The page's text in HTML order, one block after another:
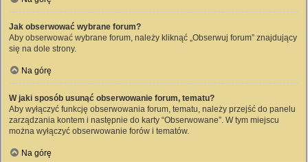
Jak obserwować wybrane forum?
Aby obserwować wybrane forum, należy kliknąć „Obserwuj forum” znajdujący
się na dole strony.
Na górę
W jaki sposób usunąć obserwowanie forum, tematu?
Aby wyłączyć funkcję obserwowania forum, tematu, należy przejść do panelu
zarządzania kontem i następnie do karty “Obserwowane”. W tym miejscu
można wyłączyć obserwowanie forów i tematów.
Na górę